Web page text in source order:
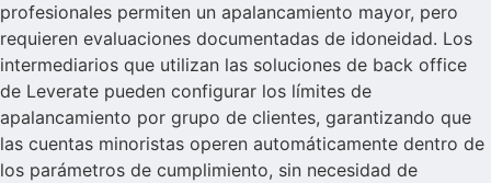
profesionales permiten un apalancamiento mayor, pero
requieren evaluaciones documentadas de idoneidad. Los
intermediarios que utilizan las soluciones de back office
de Leverate pueden configurar los límites de
apalancamiento por grupo de clientes, garantizando que
las cuentas minoristas operen automáticamente dentro de
los parámetros de cumplimiento, sin necesidad de